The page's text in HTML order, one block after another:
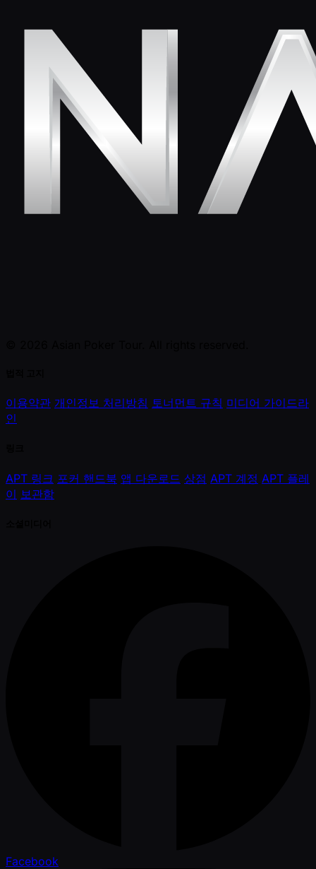
이용약관 개인정보 처리방침 토너먼트 규칙 미디어 가이드라
인
APT 링크 포커 핸드북 앱 다운로드 상점 APT 계정 APT 플레
이 보관함
Facebook